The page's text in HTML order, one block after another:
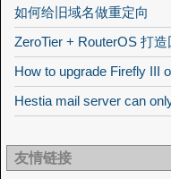
如何给旧域名做重定向
ZeroTier + RouterOS 打
How to upgrade Firefly III
Hestia mail server can
友情链接